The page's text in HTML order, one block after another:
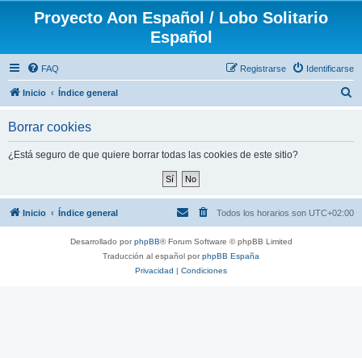
Proyecto Aon Español / Lobo Solitario
Español
FAQ Identificarse
Registrarse
Inicio Índice general
Borrar cookies
¿Está seguro de que quiere borrar todas las cookies de este sitio?
Inicio Índice general Todos los horarios son UTC+02:00
Desarrollado porphpBB® Forum Software © phpBB Limited
Traducción al español porphpBB España
Privacidad | Condiciones